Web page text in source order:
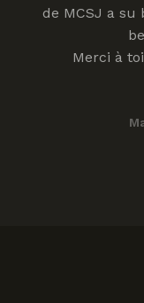
de MCSJ a
Merci à